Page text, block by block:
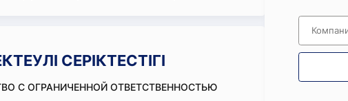
СЕРІКТЕСТІГІ
С ОГРАНИЧЕННОЙ ОТВЕТСТВЕННОСТЬЮ